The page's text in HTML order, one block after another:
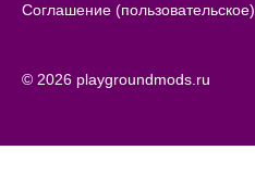
Соглашение (пользовательское)
© 2026 playgroundmods.ru